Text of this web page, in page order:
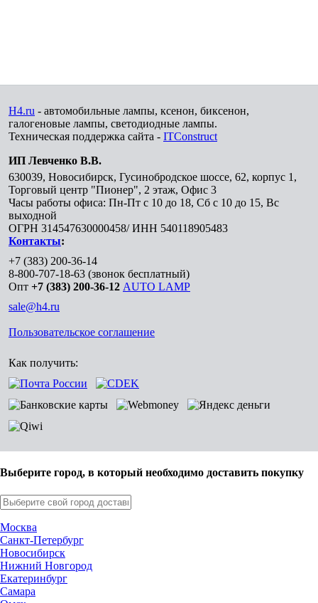
H4.ru - автомобильные лампы, ксенон, биксенон,
галогеновые лампы, светодиодные лампы.
Техническая поддержка сайта - ITConstruct
ИП Левченко В.В.
630039, Новосибирск, Гусинобродское шоссе, 62, корпус 1,
Торговый центр "Пионер", 2 этаж, Офис 3
Часы работы офиса: Пн-Пт с 10 до 18, Сб с 10 до 15, Вс
выходной
ОГРН 314547630000458/ ИНН 540118905483
Контакты:
+7 (383) 200-36-14
8-800-707-18-63 (звонок бесплатный)
Опт +7 (383) 200-36-12 AUTO LAMP
sale@h4.ru
Пользовательское соглашение
Как получить:
Выберите город, в который необходимо доставить покупку
Москва
Санкт-Петербург
Новосибирск
Нижний Новгород
Екатеринбург
Самара